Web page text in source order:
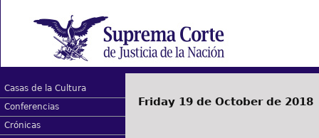
Casas de la Cultura
Conferencias
Crónicas
Friday 19 de October de 2018